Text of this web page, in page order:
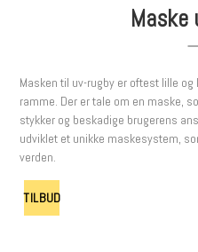
Maske
Masken til uv-rugby er oftest lille
ramme. Der er tale om en maske,
stykker og beskadige brugerens
udviklet et unikke maskesystem,
verden.
TILBUD